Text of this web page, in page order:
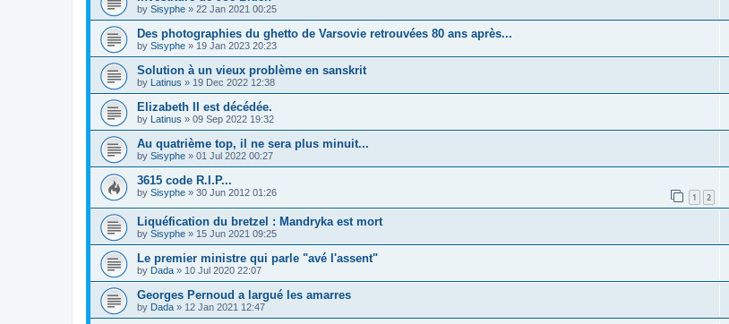
by Sisyphe » 22 Jan 2021 00:25
Des photographies du ghetto de Varsovie retrouvées 80 ans après...
by Sisyphe » 19 Jan 2023 20:23
Solution à un vieux problème en sanskrit
by Latinus » 19 Dec 2022 12:38
Elizabeth II est décédée.
by Latinus » 09 Sep 2022 19:32
Au quatrième top, il ne sera plus minuit...
by Sisyphe » 01 Jul 2022 00:27
3615 code R.I.P...
by Sisyphe » 30 Jun 2012 01:26 1 2
Liquéfication du bretzel : Mandryka est mort
by Sisyphe » 15 Jun 2021 09:25
Le premier ministre qui parle "avé l'assent"
by Dada » 10 Jul 2020 22:07
Georges Pernoud a largué les amarres
by Dada » 12 Jan 2021 12:47